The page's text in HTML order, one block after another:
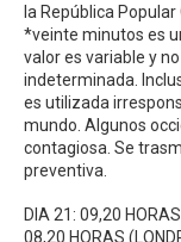
la República Popular
*veinte minutos es
valor es variable y
indeterminada.
es utilizada
mundo. Algunos
contagiosa. Se
preventiva.
DIA 21: 09,20
08,20 HORAS